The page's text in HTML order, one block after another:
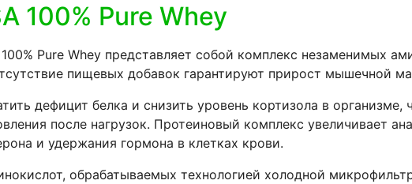
100% Pure Whey
Pure Whey представляет собой комплекс незаменимых
пищевых добавок гарантируют прирост мышечной
дефицит белка и снизить уровень кортизола в организме,
после нагрузок. Протеиновый комплекс увеличивает
и удержания гормона в клетках крови.
обрабатываемых технологией холодной